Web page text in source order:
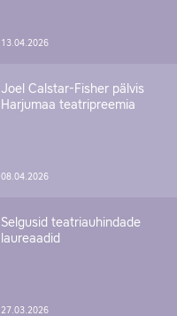
13.04.2026
Joel Calstar-Fisher pälvis
Harjumaa teatripreemia
08.04.2026
Selgusid teatriauhindade
laureaadid
27.03.2026